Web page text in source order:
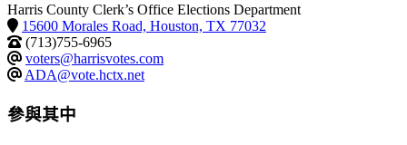
Harris County Clerk’s Office Elections Department
15600 Morales Road, Houston, TX 77032
(713)755-6965
voters@harrisvotes.com
ADA@vote.hctx.net
參與其中